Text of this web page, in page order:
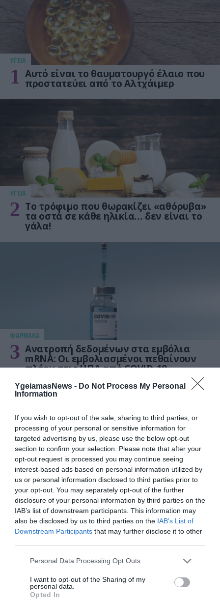
YgeiamasNews - Do Not Process My Personal
Information
If you wish to opt-out of the sale, sharing to third parties, or
processing of your personal or sensitive information for
targeted advertising by us, please use the below opt-out
section to confirm your selection. Please note that after your
opt-out request is processed you may continue seeing
interest-based ads based on personal information utilized by
us or personal information disclosed to third parties prior to
your opt-out. You may separately opt-out of the further
disclosure of your personal information by third parties on the
IAB’s list of downstream participants. This information may
also be disclosed by us to third parties on the IAB’s List of
Downstream Participants that may further disclose it to other
Please note that this website/app uses one or more Google
not limited to your visit or usage behaviour. You may click to
grant or deny consent to Google and its third-party tags to
Personal Data Processing Opt Outs
I want to opt-out of the Sharing of my
personal data.
Opted In
ΥΓΕΙΑ
1 Αυτό είναι το θαυματουργό έλαιο που
προστατεύει από το Αλτχάιμερ
ΥΓΕΙΑ
2 Το τρόφιμο που θωρακίζει «αθόρυβα»
τα οστά σε κάθε ηλικία… δεν είναι το
γάλα!
ΦΑΡΜΑΚΑ
3 Ανατροπή δεδομένων στα εμβόλια
mRNA: Οι εμβολιασμένοι πεθαίνουν
πλέον στις ΗΠΑ από COVID-19
KΑΡΔΙΑ
4 Ποιοι είναι οι φυσιολογικοί καρδιακοί
παλμοί και ποια τα επικίνδυνα όρια –
Πότε πρέπει να ανησυχήσετε
ΠΕΡΙΣΣΟΤΕΡΑ